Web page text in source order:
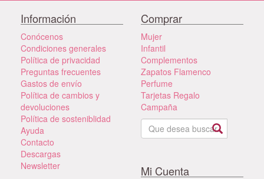
Información
Conócenos
Condiciones generales
Política de privacidad
Preguntas frecuentes
Gastos de envío
Política de cambios y
devoluciones
Política de sosteniblidad
Ayuda
Contacto
Descargas
Newsletter
Comprar
Mujer
Infantil
Complementos
Zapatos Flamenco
Perfume
Tarjetas Regalo
Campaña
Mi Cuenta